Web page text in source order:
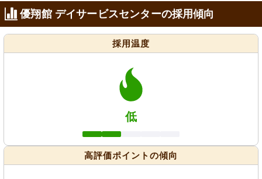
優翔館 デイサービスセンターの採用傾向
採用温度
低
高評価ポイントの傾向